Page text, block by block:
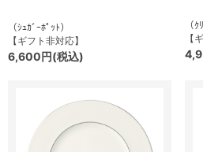
（ｼｭｶﾞｰﾎﾟｯﾄ）
【ギフト非対応】
6,600円(税込)
（ｸ
【